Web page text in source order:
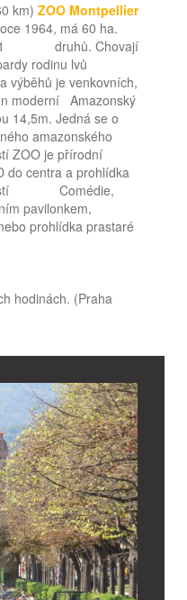
km) ZOO Montpellier
1964, má 60 ha.
141 druhů. Chovají
rodinu lvů
výběhů je venkovních,
Amazonský
14,5m. Jedná se o
amazonského
je přírodní
do centra a prohlídka
Comédie,
pavilonkem,
prohlídka prastaré
hodinách. (Praha